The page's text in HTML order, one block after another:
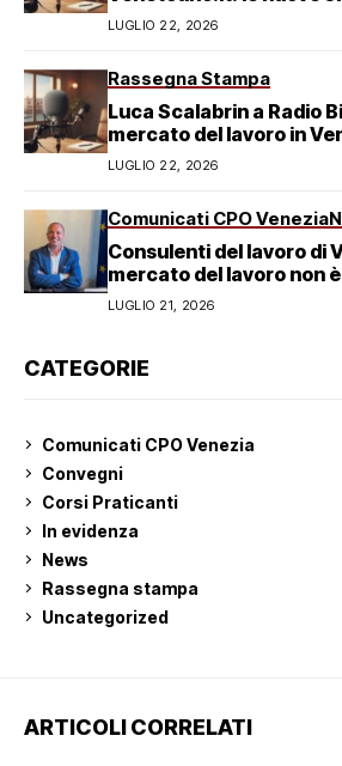
del lavoro veneziano
LUGLIO 22, 2026
Rassegna Stampa
Luca Scalabrin a Radio
mercato del lavoro in
trasformazione”
LUGLIO 22, 2026
Comunicati CPO Venezia
Consulenti del lavoro di
mercato del lavoro non
trasformazione, serve
condivisa”
LUGLIO 21, 2026
CATEGORIE
Comunicati CPO Venezia
Convegni
Corsi Praticanti
In evidenza
News
Rassegna stampa
Uncategorized
ARTICOLI CORRELATI